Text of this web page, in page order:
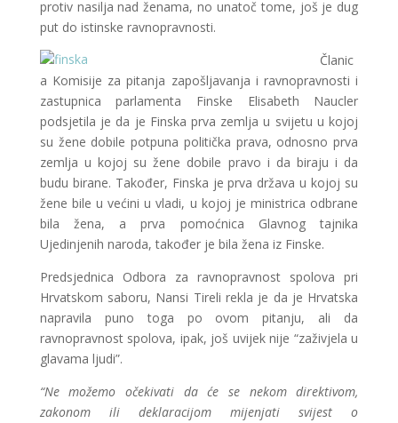
protiv nasilja nad ženama, no unatoč tome, još je dug
put do istinske ravnopravnosti.
Članic
a Komisije za pitanja zapošljavanja i ravnopravnosti i
zastupnica parlamenta Finske Elisabeth Naucler
podsjetila je da je Finska prva zemlja u svijetu u kojoj
su žene dobile potpuna politička prava, odnosno prva
zemlja u kojoj su žene dobile pravo i da biraju i da
budu birane. Također, Finska je prva država u kojoj su
žene bile u većini u vladi, u kojoj je ministrica odbrane
bila žena, a prva pomoćnica Glavnog tajnika
Ujedinjenih naroda, također je bila žena iz Finske.
Predsjednica Odbora za ravnopravnost spolova pri
Hrvatskom saboru, Nansi Tireli rekla je da je Hrvatska
napravila puno toga po ovom pitanju, ali da
ravnopravnost spolova, ipak, još uvijek nije “zaživjela u
glavama ljudi”.
“Ne možemo očekivati da će se nekom direktivom,
zakonom ili deklaracijom mijenjati svijest o